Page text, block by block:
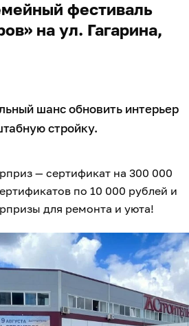
фестиваль
на ул. Гагарина,
шанс обновить интерьер
стройку.
— сертификат на 300 000
по 10 000 рублей и
для ремонта и уюта!